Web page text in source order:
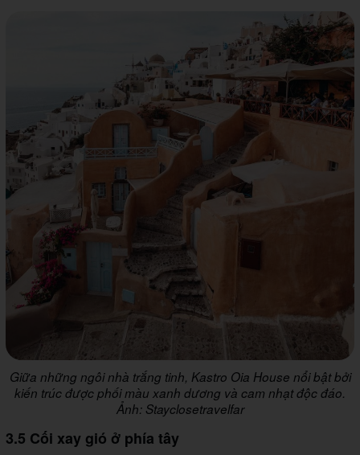
Giữa những ngôi nhà trắng tinh, Kastro Oia House nổi bật bởi
kiến trúc được phối màu xanh dương và cam nhạt độc đáo.
Ảnh: Stayclosetravelfar
3.5 Cối xay gió ở phía tây